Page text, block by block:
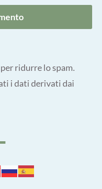
ridurre lo spam.
i dati derivati dai